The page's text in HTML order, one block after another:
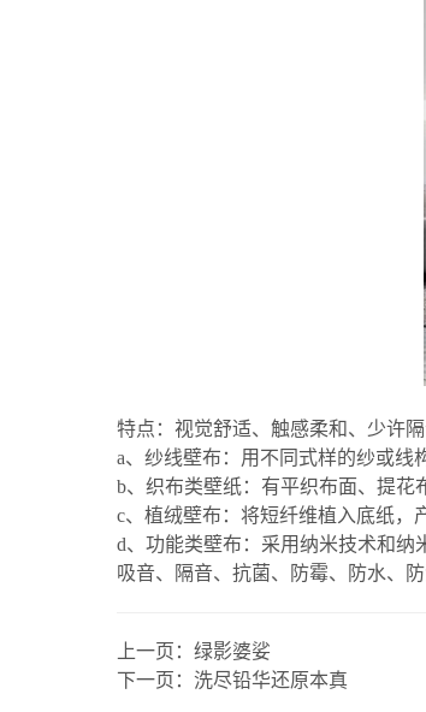
特点：视觉舒适、触感柔和、少许
a、纱线壁布：用不同式样的纱或线
b、织布类壁纸：有平织布面、提花
c、植绒壁布：将短纤维植入底纸，
d、功能类壁布：采用纳米技术和纳
吸音、隔音、抗菌、防霉、防水、
上一页： 绿影婆娑
下一页： 洗尽铅华还原本真